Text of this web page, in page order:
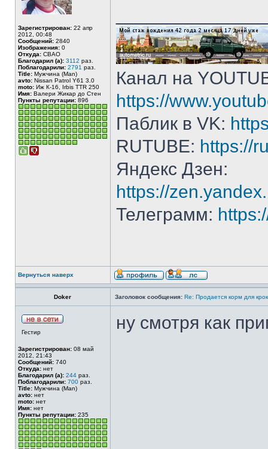
Зарегистрирован: 22 апр
2012, 00:48
Сообщений: 2840
Изображения: 0
Откуда: СВАО
Благодарил (а): 3112 раз.
Поблагодарили: 2791 раз.
Title: Мужчина (Man)
avto: Nissan Patrol Y61 3.0
moto: Иж К-16, Irbis TTR 250
Имя: Валери Жикар до Стен
Пункты репутации: 896
Канал на
https://
Паблик в VK:
RUTUBE: https://
Яндекс Дзен:
https://
Телеграмм:
Вернуться наверх
Doker Заголовок сообщения: Re: Продается корм для
Гестир
Зарегистрирован: 08 май
2012, 21:43
Сообщений: 740
Откуда: нет
Благодарил (а): 244 раз.
Поблагодарили: 700 раз.
Title: Мужчина (Man)
avto: нет
moto: нет
Имя: нет
Пункты репутации: 235
ну смотря как